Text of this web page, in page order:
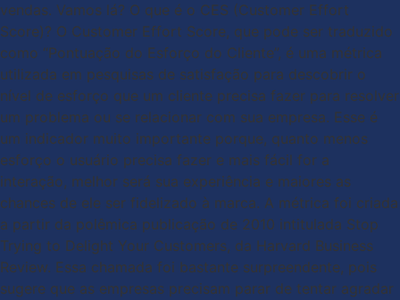
vendas. Vamos lá? O que é o CES (Customer Effort
Score)? O Customer Effort Score, que pode ser traduzido
como “Pontuação do Esforço do Cliente”, é uma métrica
utilizada em pesquisas de satisfação para descobrir o
nível de esforço que um cliente precisa fazer para resolver
um problema ou se relacionar com sua empresa. Esse é
um indicador muito importante porque, quanto menos
esforço o usuário precisa fazer e mais fácil for a
interação, melhor será sua experiência e maiores as
chances de ele ser fidelizado à marca. A métrica foi criada
a partir da polêmica publicação de 2010 intitulada Stop
Trying to Delight Your Customers, da Harvard Business
Review. Essa chamada foi bastante surpreendente, pois
sugere que as empresas precisam parar de tentar agradar